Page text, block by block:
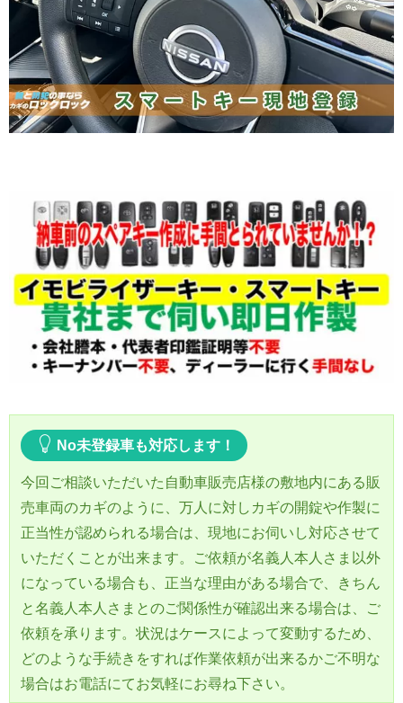
No未登録車も対応します！
今回ご相談いただいた自動車販売店様の敷地内にある販
売車両のカギのように、万人に対しカギの開錠や作製に
正当性が認められる場合は、現地にお伺いし対応させて
いただくことが出来ます。ご依頼が名義人本人さま以外
になっている場合も、正当な理由がある場合で、きちん
と名義人本人さまとのご関係性が確認出来る場合は、ご
依頼を承ります。状況はケースによって変動するため、
どのような手続きをすれば作業依頼が出来るかご不明な
場合はお電話にてお気軽にお尋ね下さい。